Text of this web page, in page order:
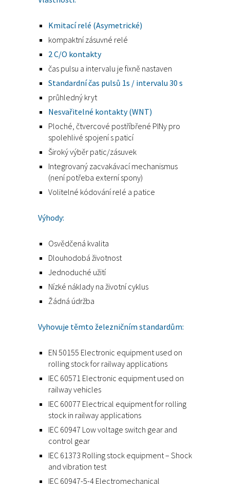
Kmitací relé (Asymetrické)
kompaktní zásuvné relé
2 C/O kontakty
čas pulsu a intervalu je fixně nastaven
Standardní čas pulsů 1s / intervalu 30 s
průhledný kryt
Nesvařitelné kontakty (WNT)
Ploché, čtvercové postříbřené PINy pro
spolehlivé spojení s paticí
Široký výběr patic/zásuvek
Integrovaný zacvakávací mechanismus
(není potřeba externí spony)
Volitelné kódování relé a patice
Výhody:
Osvědčená kvalita
Dlouhodobá životnost
Jednoduché užití
Nízké náklady na životní cyklus
Žádná údržba
Vyhovuje těmto železničním standardům:
EN 50155 Electronic equipment used on
rolling stock for railway applications
IEC 60571 Electronic equipment used on
railway vehicles
IEC 60077 Electrical equipment for rolling
stock in railway applications
IEC 60947 Low voltage switch gear and
control gear
IEC 61373 Rolling stock equipment – Shock
and vibration test
IEC 60947-5-4 Electromechanical